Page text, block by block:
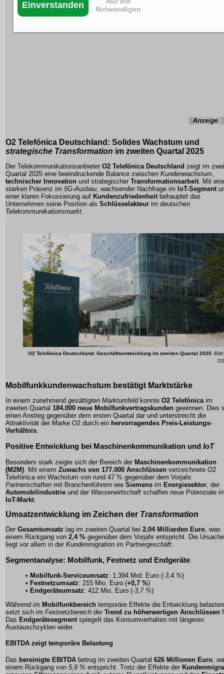
O2 Telefónica Deutschland: Solides Wachstum und
strategische Transformation im zweiten Quartal 2025
Der Telekommunikationsanbieter O2 Telefónica Deutschland zeigt im
Quartal 2025 eine beeindruckende Balance zwischen Kundenwachstum,
technischer Innovation und strategischer Transformationsarbeit. Mit
starken Präsenz im 5G-Ausbau, wachsender Nachfrage im IoT-Segment
einer klaren Fokussierung auf Kundenzufriedenheitbehauptet das
Unternehmen seine Position als Schlüsselakteur im deutschen
Telekommunikationsmarkt.
O2 Telefónica Deutschland: Geschäftsentwicklung im zweiten Quartal 2025 -Bild:
O2
Mobilfunkkundenwachstum bestätigt Marktstärke
In einem zunehmend gesättigten Marktumfeldkonnte O2 Telefónicaim
zweiten Quartal 184.000 neue Mobilfunkvertragskunden gewinnen. Dies
einen Anstieg gegenüber dem ersten Quartal dar und unterstreicht die
Attraktivität der Marke O2 durch ein hervorragendes Preis-Leistungs-
Verhältnis.
Positive Entwicklung bei Maschinenkommunikation und IoT
Besonders stark zeigte sich der Bereich der Maschinenkommunikation
(M2M) . Mit einem Zuwachs von 177.000 Anschlüssen verzeichnete O2
Telefónica ein Wachstum von rund 47 % gegenüber dem Vorjahr.
Partnerschaften mit Branchenführern wie Siemens im Energiesektor , der
Automobilindustrie und der Wasserwirtschaft schaffen neue Potenziale
IoT-Markt
Umsatzentwicklung im Zeichen der Transformation
Der Gesamtumsatz lag im zweiten Quartal bei 2,04 Milliarden Euro , was
einem Rückgang von 2,4 % gegenüber dem Vorjahr entspricht. Die Ursache
liegt vor allem in der Kundenmigration im Partnergeschäft
Segmentanalyse: Mobilfunk, Festnetz und Endgeräte
• Mobilfunk-Serviceumsatz: 1,394 Mrd. Euro (-3,4 %)
• Festnetzumsatz: 215 Mio. Euro (+0,7 %)
• Endgeräteumsatz: 412 Mio. Euro (-3,7 %)
Während im Mobilfunkbereich temporäre Effekte die Entwicklung
setzt sich im Festnetzbereich der Trend zu höherwertigen Anschlüssen
Das Endgerätesegmentspiegelt das Konsumverhalten mit längeren
Austauschzyklen wider.
EBITDA zeigt temporäre Belastung
Das bereinigte EBITDA betrug im zweiten Quartal 626 Millionen Euro ,
einem Rückgang von 5,9 % entspricht. Trotz der Effekte der
Einverstanden
Notwendigen